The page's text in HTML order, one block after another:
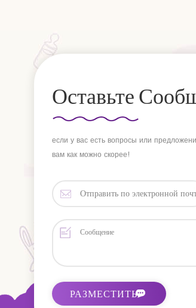
Оставьте
если у вас есть вопросы или
вам как можно скорее!